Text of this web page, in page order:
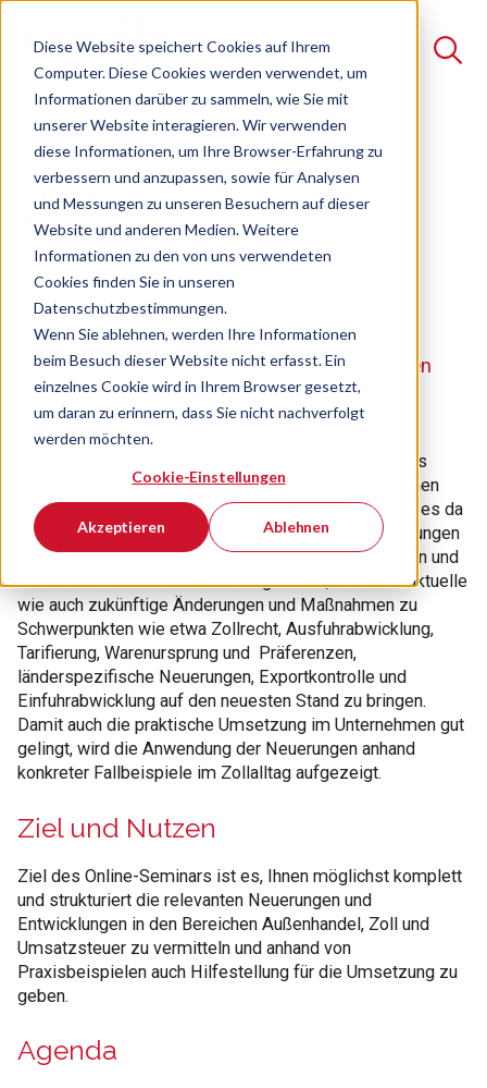
Diese Website speichert Cookies auf Ihrem
Computer. Diese Cookies werden verwendet, um
Informationen darüber zu sammeln, wie Sie mit
unserer Website interagieren. Wir verwenden
diese Informationen, um Ihre Browser-Erfahrung zu
verbessern und anzupassen, sowie für Analysen
und Messungen zu unseren Besuchern auf dieser
Website und anderen Medien. Weitere
Informationen zu den von uns verwendeten
Cookies finden Sie in unseren
Datenschutzbestimmungen.
Wenn Sie ablehnen, werden Ihre Informationen
beim Besuch dieser Website nicht erfasst. Ein
einzelnes Cookie wird in Ihrem Browser gesetzt,
um daran zu erinnern, dass Sie nicht nachverfolgt
werden möchten.
Cookie-Einstellungen
Akzeptieren Ablehnen
Suche
Es gibt keine Vorschläge, da das Suchfeld leer ist.
Neuerungen und
Trends Zoll 2027
Online-Seminar Freie Plätze verfügbar
Alles was Sie im neuen Jahr beachten müssen
Im Zoll und Außenwirtschaftsbereich gibt es über das
ganze Jahr hinweg Neuerungen, die durch Unternehmen
berücksichtigt werden müssen. Im Arbeitsalltag fällt es da
nicht immer leicht, am Ball zu bleiben und alle Änderungen
im Blick zu behalten. Das Online-Seminar Neuerungen und
Trends Zoll bietet die ideale Möglichkeit, sich über aktuelle
wie auch zukünftige Änderungen und Maßnahmen zu
Schwerpunkten wie etwa Zollrecht, Ausfuhrabwicklung,
Tarifierung, Warenursprung und Präferenzen,
länderspezifische Neuerungen, Exportkontrolle und
Einfuhrabwicklung auf den neuesten Stand zu bringen.
Damit auch die praktische Umsetzung im Unternehmen gut
gelingt, wird die Anwendung der Neuerungen anhand
konkreter Fallbeispiele im Zollalltag aufgezeigt.
Ziel und Nutzen
Ziel des Online-Seminars ist es, Ihnen möglichst komplett
und strukturiert die relevanten Neuerungen und
Entwicklungen in den Bereichen Außenhandel, Zoll und
Umsatzsteuer zu vermitteln und anhand von
Praxisbeispielen auch Hilfestellung für die Umsetzung zu
geben.
Agenda